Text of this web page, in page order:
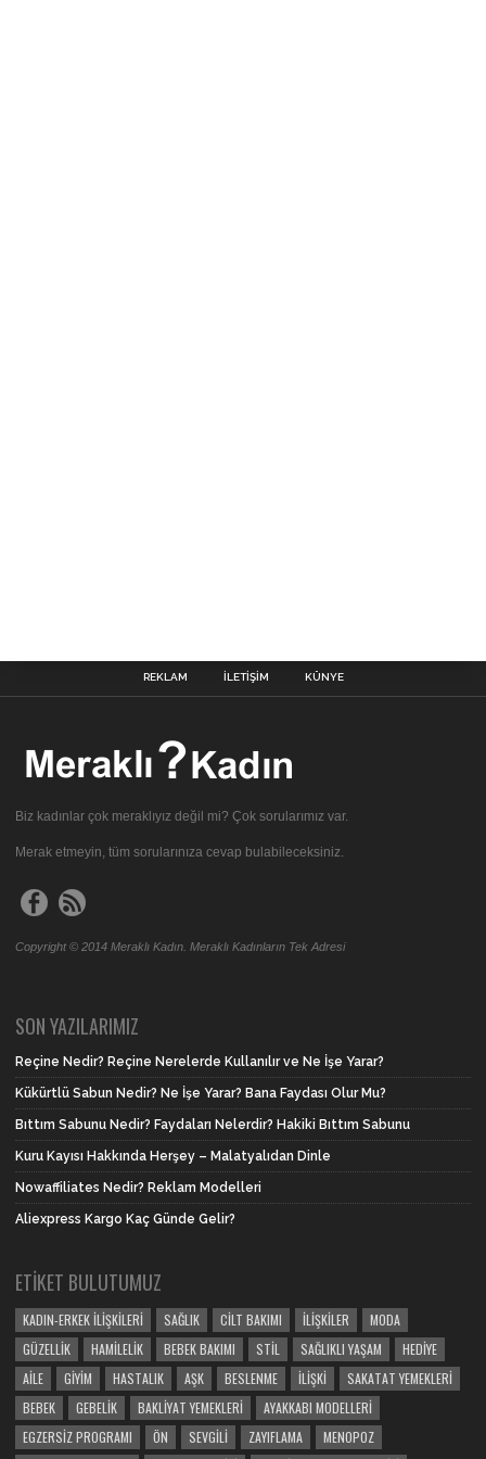
REKLAM İLETIŞIM KÜNYE
Biz kadınlar çok meraklıyız değil mi? Çok sorularımız var.
Merak etmeyin, tüm sorularınıza cevap bulabileceksiniz.
Copyright © 2014 Meraklı Kadın. Meraklı Kadınların Tek Adresi
SON YAZILARIMIZ
Reçine Nedir? Reçine Nerelerde Kullanılır ve Ne İşe Yarar?
Kükürtlü Sabun Nedir? Ne İşe Yarar? Bana Faydası Olur Mu?
Bıttım Sabunu Nedir? Faydaları Nelerdir? Hakiki Bıttım Sabunu
Kuru Kayısı Hakkında Herşey – Malatyalıdan Dinle
Nowaffiliates Nedir? Reklam Modelleri
Aliexpress Kargo Kaç Günde Gelir?
ETIKET BULUTUMUZ
KADIN-ERKEK İLIŞKILERI SAĞLIK CILT BAKIMI İLIŞKILER
MODA
GÜZELLIK
HAMILELIK BEBEK BAKIMI STIL SAĞLIKLI YAŞAM
HEDIYE
AILE
GIYIM HASTALIK AŞK BESLENME İLIŞKI
SAKATAT YEMEKLERI
BEBEK
GEBELIK BAKLIYAT YEMEKLERI
AYAKKABI MODELLERI
EGZERSIZ PROGRAMI
ÖN SEVGILI ZAYIFLAMA
MENOPOZ